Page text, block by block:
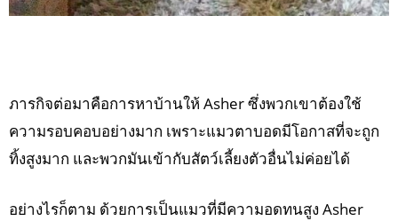
ภารกิจต่อมาคือการหาบ้านให้ Asher ซึ่งพวกเขาต้องใช้
ความรอบคอบอย่างมาก เพราะแมวตาบอดมีโอกาสที่จะถูก
ทิ้งสูงมาก และพวกมันเข้ากับสัตว์เลี้ยงตัวอื่นไม่ค่อยได้
อย่างไรก็ตาม ด้วยการเป็นแมวที่มีความอดทนสูง Asher